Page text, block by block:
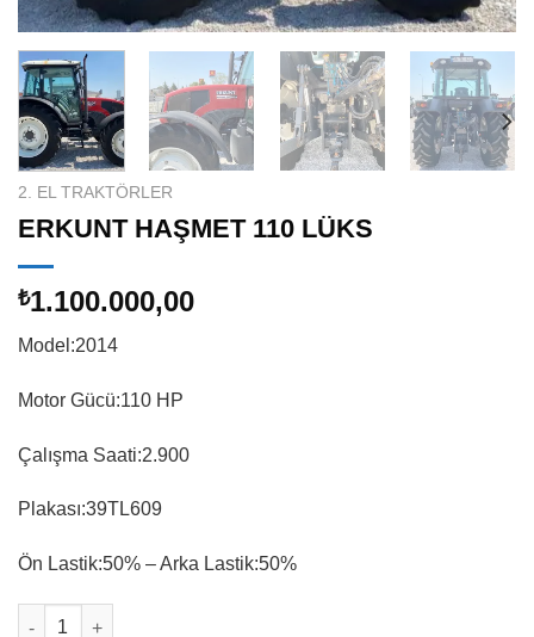
2. EL TRAKTÖRLER
ERKUNT HAŞMET 110 LÜKS
₺1.100.000,00
Model:2014
Motor Gücü:110 HP
Çalışma Saati:2.900
Plakası:39TL609
Ön Lastik:50% – Arka Lastik:50%
ERKUNT HAŞMET 110 LÜKS adet